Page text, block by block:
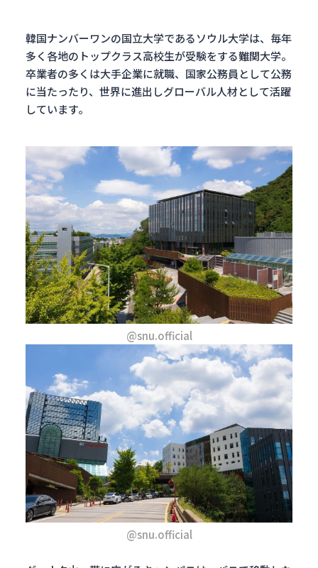
韓国ナンバーワンの国立大学であるソウル大学は、毎年
多く各地のトップクラス高校生が受験をする難関大学。
卒業者の多くは大手企業に就職、国家公務員として公務
に当たったり、世界に進出しグローバル人材として活躍
しています。
@snu.official
@snu.official